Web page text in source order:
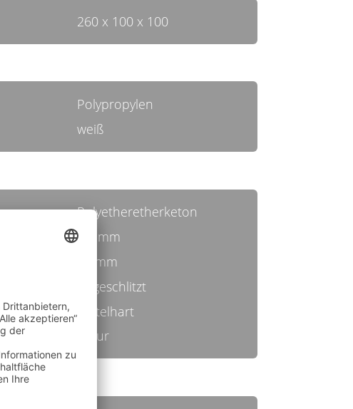
260 x 100 x 100
Polypropylen
weiß
Polyetheretherketon
0,4 mm
65 mm
ungeschlitzt
mittelhart
natur